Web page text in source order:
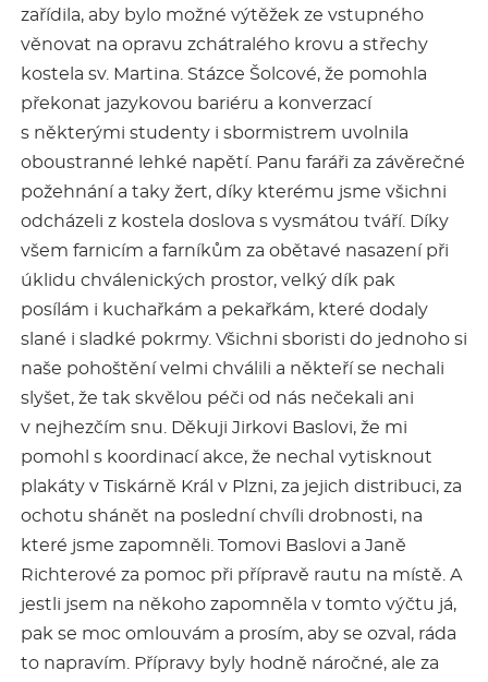
zařídila, aby bylo možné výtěžek ze vstupného
věnovat na opravu zchátralého krovu a střechy
kostela sv. Martina. Stázce Šolcové, že pomohla
překonat jazykovou bariéru a konverzací
s některými studenty i sbormistrem uvolnila
oboustranné lehké napětí. Panu faráři za závěrečné
požehnání a taky žert, díky kterému jsme všichni
odcházeli z kostela doslova s vysmátou tváří. Díky
všem farnicím a farníkům za obětavé nasazení při
úklidu chválenických prostor, velký dík pak
posílám i kuchařkám a pekařkám, které dodaly
slané i sladké pokrmy. Všichni sboristi do jednoho si
naše pohoštění velmi chválili a někteří se nechali
slyšet, že tak skvělou péči od nás nečekali ani
v nejhezčím snu. Děkuji Jirkovi Baslovi, že mi
pomohl s koordinací akce, že nechal vytisknout
plakáty v Tiskárně Král v Plzni, za jejich distribuci, za
ochotu shánět na poslední chvíli drobnosti, na
které jsme zapomněli. Tomovi Baslovi a Janě
Richterové za pomoc při přípravě rautu na místě. A
jestli jsem na někoho zapomněla v tomto výčtu já,
pak se moc omlouvám a prosím, aby se ozval, ráda
to napravím. Přípravy byly hodně náročné, ale za